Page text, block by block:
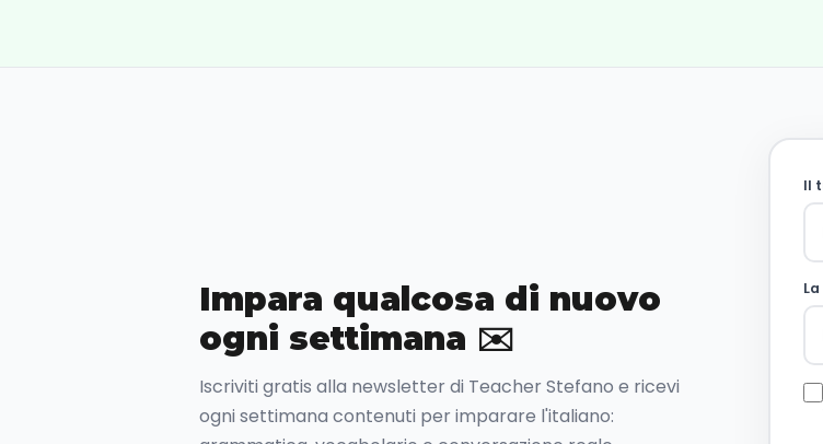
Impara qualcosa di nuovo
ogni settimana ✉️
Iscriviti gratis alla newsletter di Teacher Stefano e ricevi
ogni settimana contenuti per imparare l'italiano:
Il